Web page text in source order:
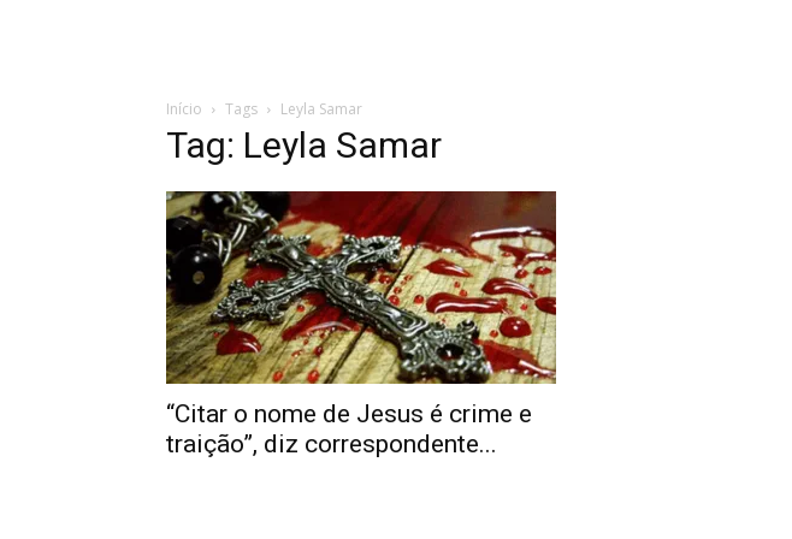
Início Tags Leyla Samar
Tag: Leyla Samar
“Citar o nome de Jesus é crime e
traição”, diz correspondente...